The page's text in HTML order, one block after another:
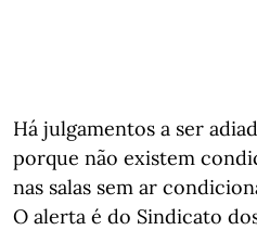
Há julgamentos a ser
porque não existem
nas salas sem ar
O alerta é do Sindicato